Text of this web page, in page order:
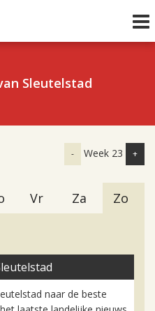
Sleutelstad
- Week 23 +
Vr Za Zo
naar de beste